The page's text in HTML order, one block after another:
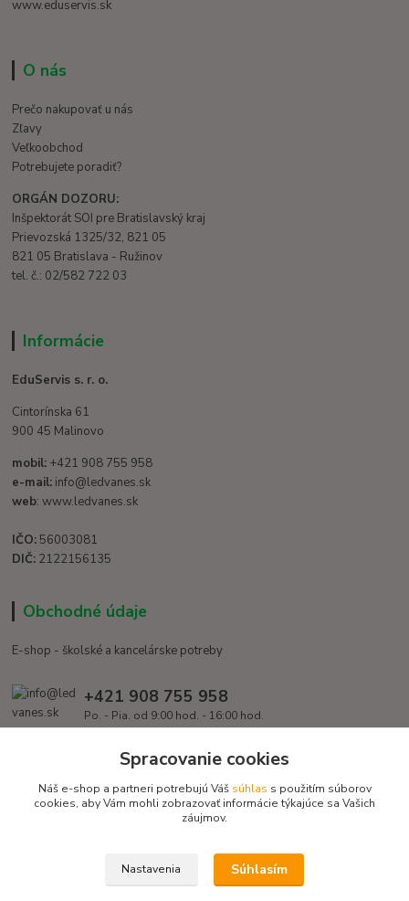
www.eduservis.sk
O nás
Prečo nakupovať u nás
Zľavy
Veľkoobchod
Potrebujete poradiť?
ORGÁN DOZORU:
Inšpektorát SOI pre Bratislavský kraj
Prievozská 1325/32, 821 05
821 05 Bratislava - Ružinov
tel. č.: 02/582 722 03
Informácie
EduServis s. r. o.
Cintorínska 61
900 45 Malinovo
mobil: +421 908 755 958
e-mail: info@ledvanes.sk
web: www.ledvanes.sk
IČO: 56003081
DIČ: 2122156135
Obchodné údaje
E-shop - školské a kancelárske potreby
+421 908 755 958
Po. - Pia. od 9:00 hod. - 16:00 hod.
info@ledvanes.sk
Copyright © 2016 EduServis s. r. o. - Všetky práva vyhradené / Design
Spracovanie cookies
Náš e-shop a partneri potrebujú Váš súhlas s použitím súborov
cookies, aby Vám mohli zobrazovať informácie týkajúce sa Vašich
záujmov.
Nastavenia Súhlasím